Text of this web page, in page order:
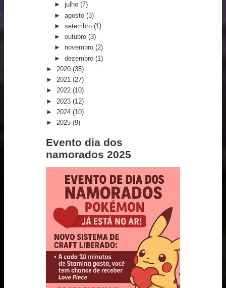
► julho (7)
► agosto (3)
► setembro (1)
► outubro (3)
► novembro (2)
► dezembro (1)
► 2020 (35)
► 2021 (27)
► 2022 (10)
► 2023 (12)
► 2024 (10)
► 2025 (9)
Evento dia dos
namorados 2025